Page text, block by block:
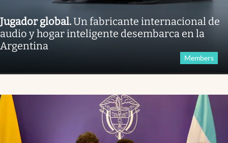
Jugador global.Un fabricante internacional de
audio y hogar inteligente desembarca en la
Argentina
Members